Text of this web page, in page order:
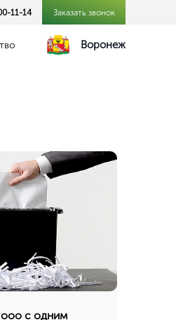
11-14 Заказать звонок
Воронеж
с одним